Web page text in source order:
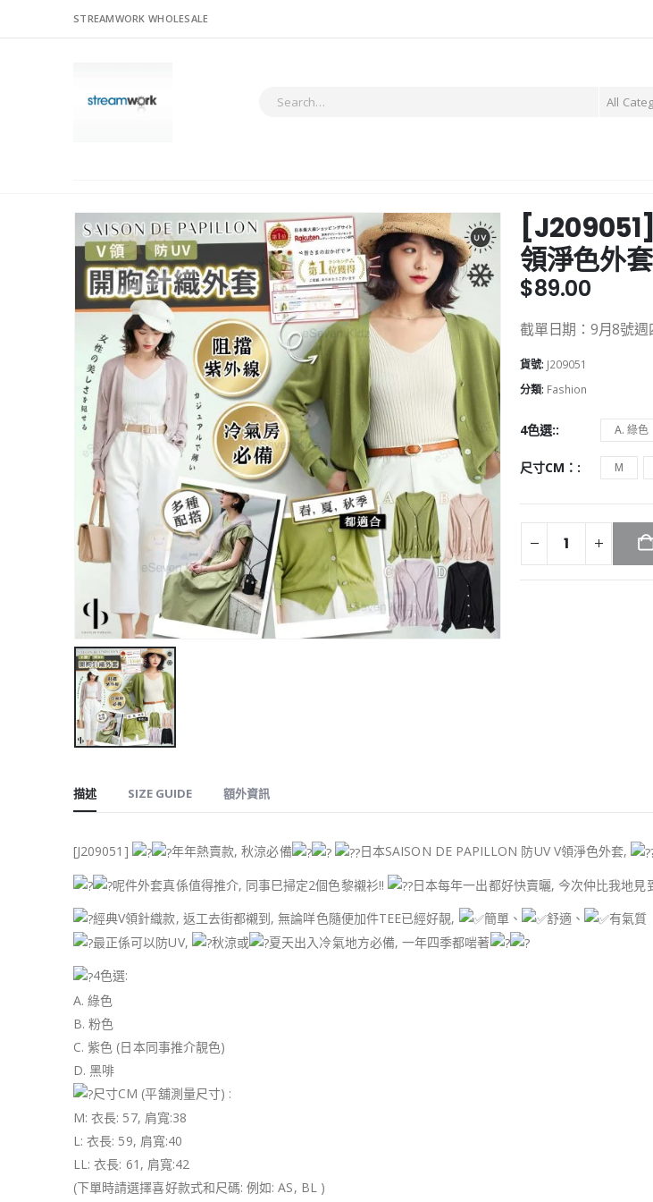
STREAMWORK WHOLESALE
All
領淨色外套
$89.00
截單日期：9月8號週
貨號: J209051
分類: Fashion
4色選: A. 綠色
尺寸CM： M
描述 SIZE GUIDE 額外資訊
[J209051] 年年熱賣款, 秋涼必備 日本SAISON DE PAPILLON 防UV V領淨色外套,
呢件外套真係值得推介, 同事巳掃定2個色黎襯衫!!
日本每年一出都好快賣曬, 今次仲比我地見
經典V領針織款, 返工去街都襯到, 無論咩色隨便加件TEE已經好靚,
簡單、 舒適、
有氣質
最正係可以防UV,
秋涼或
夏天出入冷氣地方必備, 一年四季都啱著
4色選:
A. 綠色
B. 粉色
C. 紫色 (日本同事推介靚色)
D. 黑啡
尺寸CM (平舖測量尺寸) :
M: 衣長: 57, 肩寬:38
L: 衣長: 59, 肩寬:40
LL: 衣長: 61, 肩寬:42
(下單時請選擇喜好款式和尺碼: 例如: AS, BL )